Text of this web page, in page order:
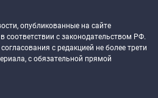
опубликованные на сайте
соответствии с законодательством РФ.
с редакцией не более трети
с обязательной прямой